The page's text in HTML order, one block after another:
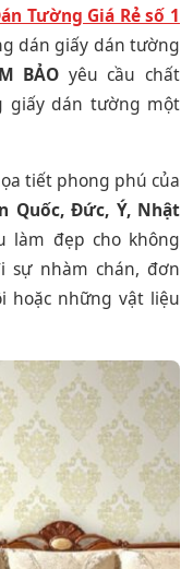
Tường Giá Rẻ số 1
dán giấy dán tường
BẢO yêu cầu chất
giấy dán tường một
tiết phong phú của
Quốc, Đức, Ý, Nhật
làm đẹp cho không
sự nhàm chán, đơn
hoặc những vật liệu